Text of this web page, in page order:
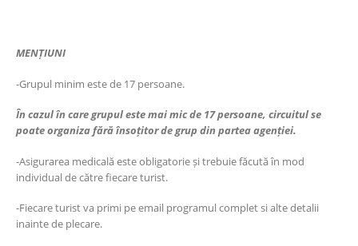
MENȚIUNI
-Grupul minim este de 17 persoane.
În cazul în care grupul este mai mic de 17 persoane, circuitul se
poate organiza fără însoțitor de grup din partea agenției.
-Asigurarea medicală este obligatorie și trebuie făcută în mod
individual de către fiecare turist.
-Fiecare turist va primi pe email programul complet si alte detalii
inainte de plecare.